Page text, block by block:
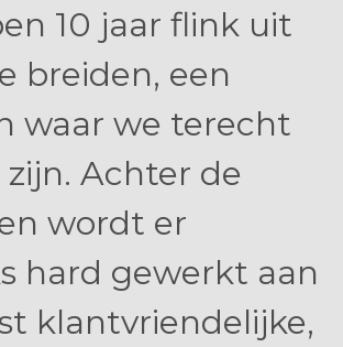
10 jaar flink uit
breiden, een
waar we terecht
Achter de
wordt er
hard gewerkt aan
klantvriendelijke,